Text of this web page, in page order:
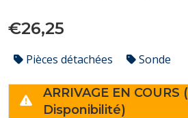
€26,25
Pièces détachées Sonde
ARRIVAGE EN COURS
Disponibilité)